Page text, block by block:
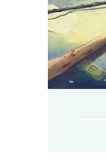
Время игры
Тип квеста